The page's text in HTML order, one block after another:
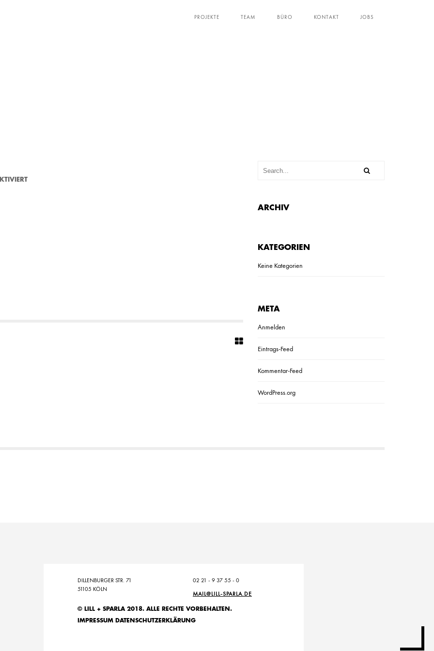
PROJEKTE TEAM BÜRO KONTAKT JOBS
F
ARCHIV
KATEGORIEN
Keine Kategorien
META
Anmelden
Eintrags-Feed
Kommentar-Feed
WordPress.org
DILLENBURGER STR. 71
51105 KÖLN
02 21 - 9 37 55 - 0
MAIL@LILL-SPARLA.DE
© LILL + SPARLA 2018. ALLE RECHTE VORBEHALTEN.
IMPRESSUM
DATENSCHUTZERKLÄRUNG